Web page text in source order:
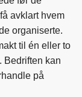
avklart hvem
organiserte.
til én eller to
Bedriften kan
på